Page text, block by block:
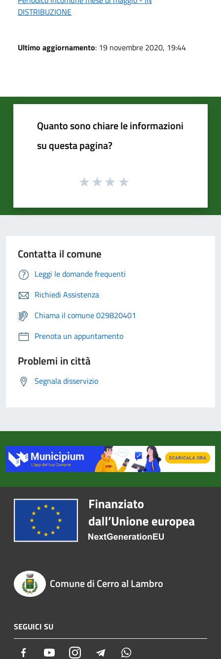
DISTRIBUZIONE
Ultimo aggiornamento: 19 novembre 2020, 19:44
Quanto sono chiare le informazioni
su questa pagina?
Contatta il comune
Leggi le domande frequenti
Richiedi Assistenza
Chiama il comune 029820401
Prenota un appuntamento
Problemi in città
Segnala disservizio
Comune di Cerro al Lambro
SEGUICI SU
Facebook YoutubeInstagram Telegram